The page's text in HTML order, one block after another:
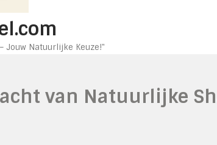
Jouw Natuurlijke Keuze!"
van Natuurlijke